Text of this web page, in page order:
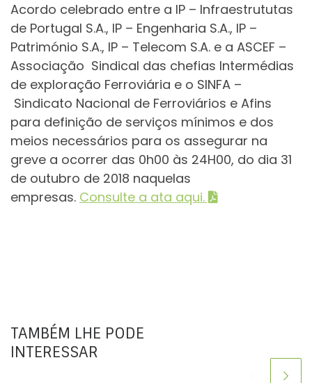
Acordo celebrado entre a IP – Infraestrututas
de Portugal S.A., IP – Engenharia S.A., IP –
Património S.A., IP – Telecom S.A. e a ASCEF –
Associação Sindical das chefias Intermédias
de exploração Ferroviária e o SINFA –
Sindicato Nacional de Ferroviários e Afins
para definição de serviços mínimos e dos
meios necessários para os assegurar na
greve a ocorrer das 0h00 às 24H00, do dia 31
de outubro de 2018 naquelas
empresas. Consulte a ata aqui.
TAMBÉM LHE PODE
INTERESSAR